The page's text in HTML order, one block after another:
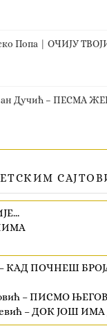
Попа | ОЧИЈУ
Дучић – ПЕСМА
– КАД ПОЧНЕШ
– ПИСМО
– ДОК ЈОШ